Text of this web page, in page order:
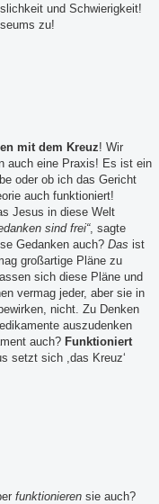
und Schwierigkeit!
zu!
mit dem Kreuz! Wir
auch eine Praxis! Es ist ein
oder ob ich das Gericht
auch funktioniert!
Jesus in diese Welt
sind frei“, sagte
Gedanken auch? Das ist
großartige Pläne zu
sich diese Pläne und
vermag jeder, aber sie in
nicht. Zu Denken
auszudenken
auch? Funktioniert
setzt sich ,das Kreuz‘
funktionieren sie auch?